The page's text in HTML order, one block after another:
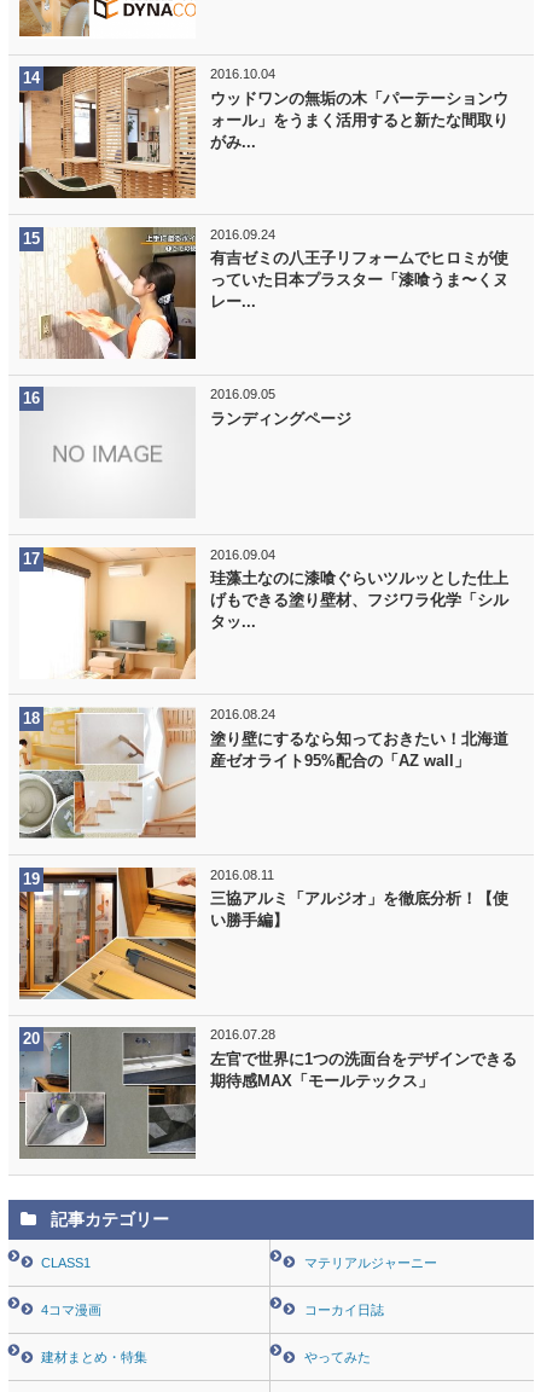
2016.10.04
ウッドワンの無垢の木「パーテーションウ
ォール」をうまく活用すると新たな間取り
がみ...
2016.09.24
有吉ゼミの八王子リフォームでヒロミが使
っていた日本プラスター「漆喰うま〜くヌ
レー...
2016.09.05
ランディングページ
2016.09.04
珪藻土なのに漆喰ぐらいツルッとした仕上
げもできる塗り壁材、フジワラ化学「シル
タッ...
2016.08.24
塗り壁にするなら知っておきたい！北海道
産ゼオライト95%配合の「AZ wall」
2016.08.11
三協アルミ「アルジオ」を徹底分析！【使
い勝手編】
2016.07.28
左官で世界に1つの洗面台をデザインできる
期待感MAX「モールテックス」
記事カテゴリー
CLASS1 マテリアルジャーニー
4コマ漫画 コーカイ日誌
建材まとめ・特集 やってみた